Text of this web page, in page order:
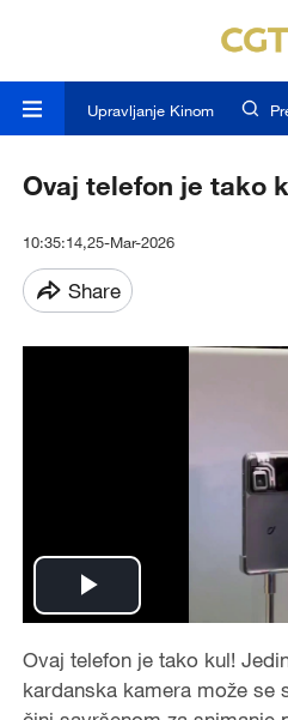
Upravljanje Kinom
Ovaj telefon je tako
10:35:14,25-Mar-2026
Share
Play
Video
Ovaj telefon je tako kul!
kardanska kamera može se